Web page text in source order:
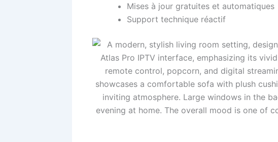
Mises à jour gratuites et automatiques
Support technique réactif